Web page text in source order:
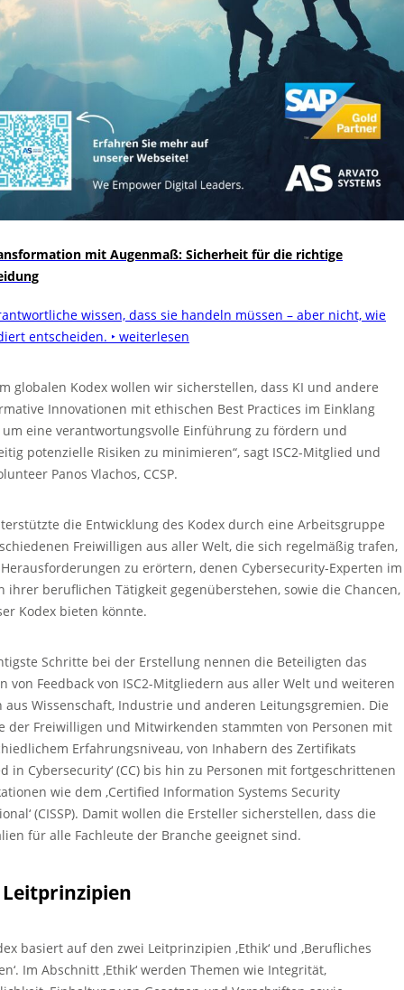
mit Augenmaß: Sicherheit für die richtige
wissen, dass sie handeln müssen – aber nicht, wie
entscheiden. ‣ weiterlesen
globalen Kodex wollen wir sicherstellen, dass KI und andere
Innovationen mit ethischen Best Practices im Einklang
um eine verantwortungsvolle Einführung zu fördern und
potenzielle Risiken zu minimieren“, sagt ISC2-Mitglied und
Panos Vlachos, CCSP.
die Entwicklung des Kodex durch eine Arbeitsgruppe
Freiwilligen aus aller Welt, die sich regelmäßig trafen,
zu erörtern, denen Cybersecurity-Experten im
ihrer beruflichen Tätigkeit gegenüberstehen, sowie die Chancen,
Kodex bieten könnte.
Schritte bei der Erstellung nennen die Beteiligten das
von Feedback von ISC2-Mitgliedern aus aller Welt und weiteren
aus Wissenschaft, Industrie und anderen Leitungsgremien. Die
der Freiwilligen und Mitwirkenden stammten von Personen mit
Erfahrungsniveau, von Inhabern des Zertifikats
in Cybersecurity‘ (CC) bis hin zu Personen mit fortgeschrittenen
wie dem ‚Certified Information Systems Security
(CISSP). Damit wollen die Ersteller sicherstellen, dass die
für alle Fachleute der Branche geeignet sind.
Leitprinzipien
basiert auf den zwei Leitprinzipien ‚Ethik‘ und ‚Berufliches
Im Abschnitt ‚Ethik‘ werden Themen wie Integrität,